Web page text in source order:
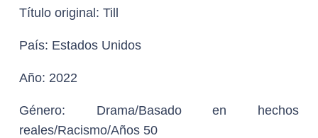
Título original: Till
País: Estados Unidos
Año: 2022
Género: Drama/Basado en hechos
reales/Racismo/Años 50